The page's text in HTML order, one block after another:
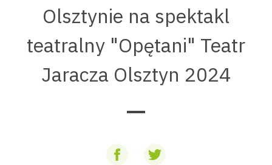
Olsztynie na spektakl
teatralny "Opętani" Teatr
Jaracza Olsztyn 2024